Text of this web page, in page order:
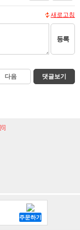
새로고침
등록
다음 댓글보기
[6]